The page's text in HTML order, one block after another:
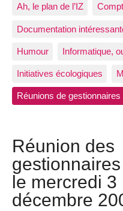
Ah, le plan de l’IZ
Documentation
Humour Informatique,
Initiatives écologiques
Réunions de gestionnaires
Réunion des
le mercredi 3
décembre